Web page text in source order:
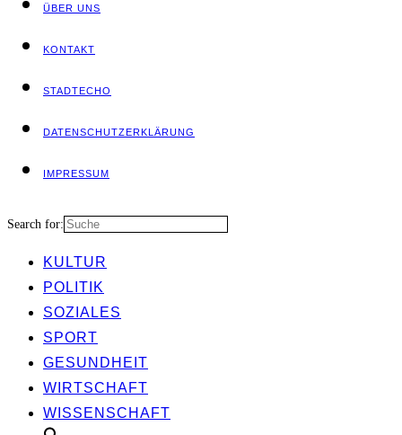
ÜBER UNS
KON­TAKT
STADT­ECHO
DATEN­SCHUTZ­ER­KLÄ­RUNG
IMPRES­SUM
Search for:
KUL­TUR
POLI­TIK
SOZIA­LES
SPORT
GESUND­HEIT
WIRT­SCHAFT
WIS­SEN­SCHAFT